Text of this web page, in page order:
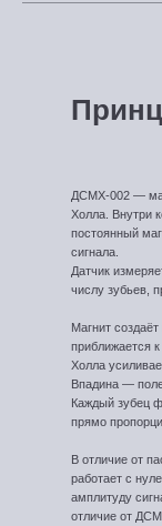
ДСМХ-002 —
Холла. Внутри
постоянный
сигнала.
Датчик
числу зубьев,
Магнит
приближается
Холла
Впадина —
Каждый зубец
прямо
В отличие от
работает с
амплитуду
отличие от